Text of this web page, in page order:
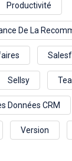
Productivité
De La
Sellsy
Données CRM
Version